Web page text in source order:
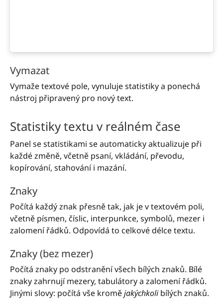
Vymazat
Vymaže textové pole, vynuluje statistiky a ponechá
nástroj připravený pro nový text.
Statistiky textu v reálném čase
Panel se statistikami se automaticky aktualizuje při
každé změně, včetně psaní, vkládání, převodu,
kopírování, stahování i mazání.
Znaky
Počítá každý znak přesně tak, jak je v textovém poli,
včetně písmen, číslic, interpunkce, symbolů, mezer i
zalomení řádků. Odpovídá to celkové délce textu.
Znaky (bez mezer)
Počítá znaky po odstranění všech bílých znaků. Bílé
znaky zahrnují mezery, tabulátory a zalomení řádků.
Jinými slovy: počítá vše kromějakýchkolibílých znaků.